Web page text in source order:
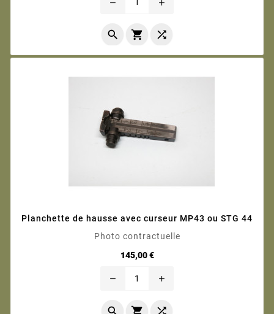
remove add
  
Planchette de hausse avec curseur MP43 ou STG 44
Photo contractuelle
145,00 €Prix
remove add
  